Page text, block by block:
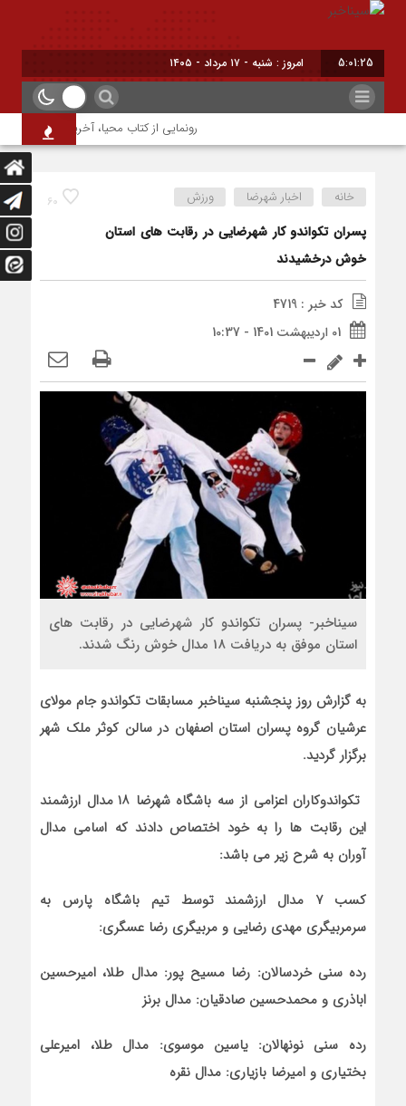
5:01:25 امروز : شنبه - ۱۷ مرداد - ۱۴۰۵
رونمایی از کتاب محیا، آخرین اثر نویسنده
60 خانه اخبار شهرضا ورزش
پسران تکواندو کار شهرضایی در رقابت های استان
خوش درخشیدند
کد خبر : 4719
01 اردیبهشت 1401 - 10:37
سیناخبر- پسران تکواندو کار شهرضایی در رقابت های
استان موفق به دریافت 18 مدال خوش رنگ شدند.
به گزارش روز پنجشنبه سیناخبر مسابقات تکواندو جام مولای
عرشیان گروه پسران استان اصفهان در سالن کوثر ملک شهر
برگزار گردید.
تکواندوکاران اعزامی از سه باشگاه شهرضا ۱۸ مدال ارزشمند
این رقابت ها را به خود اختصاص دادند که اسامی مدال
آوران به شرح زیر می باشد:
کسب ۷ مدال ارزشمند توسط تیم باشگاه پارس به
سرمربیگری مهدی رضایی و مربیگری رضا عسگری:
رده سنی خردسالان: رضا مسیح پور: مدال طلا، اميرحسين
اباذری و محمدحسین صادقیان: مدال برنز
رده سنی نونهالان: یاسین موسوی: مدال طلا، امیرعلی
بختیاری و امیرضا بازیاری: مدال نقره